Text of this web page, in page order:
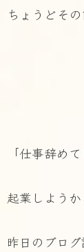
ちょうどそ
「仕事辞め
起業しようか
昨日のブロ